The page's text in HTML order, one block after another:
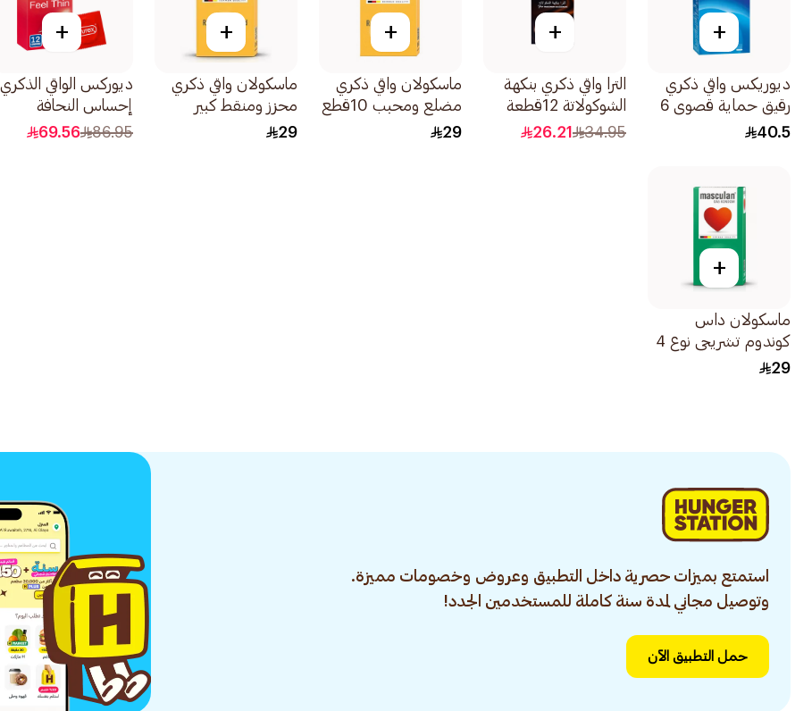
+
ديوريكس واقي ذكري
رقيق حماية قصوي 6
قطع
40.5
+
الترا واقي ذكري بنكهة
الشوكولاتة 12قطعة
34.95
26.21
+
ماسكولان واقي ذكري
مضلع ومحبب 10قطع
29
+
ماسكولان واقي ذكري
محزز ومنقط كبير
10قطع
29
+
ديوركس الواقي الذكري
إحساس النحافة
12قطعة
86.95
69.56
+
ماسكولان داس
كوندوم تشريحي نوع 4
10قطع
29
استمتع بميزات حصرية داخل التطبيق وعروض وخصومات مميزة.
وتوصيل مجاني لمدة سنة كاملة للمستخدمين الجدد!
حمل التطبيق الآن